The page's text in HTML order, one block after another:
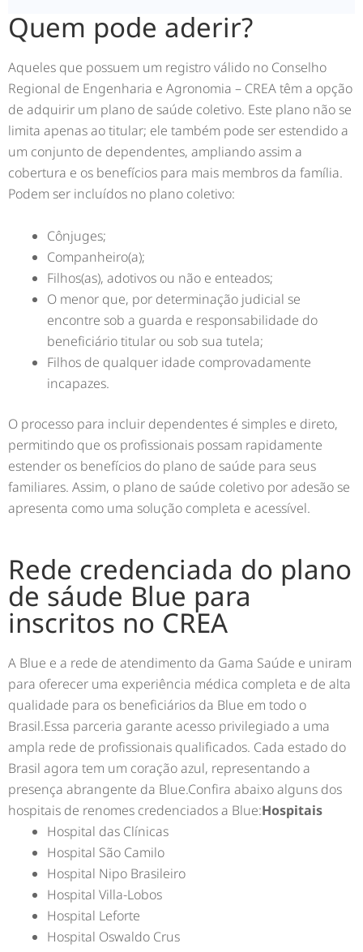
Quem pode aderir?
Aqueles que possuem um registro válido no Conselho
Regional de Engenharia e Agronomia – CREA têm a opção
de adquirir um plano de saúde coletivo. Este plano não se
limita apenas ao titular; ele também pode ser estendido a
um conjunto de dependentes, ampliando assim a
cobertura e os benefícios para mais membros da família.
Podem ser incluídos no plano coletivo:
Cônjuges;
Companheiro(a);
Filhos(as), adotivos ou não e enteados;
O menor que, por determinação judicial se
encontre sob a guarda e responsabilidade do
beneficiário titular ou sob sua tutela;
Filhos de qualquer idade comprovadamente
incapazes.
O processo para incluir dependentes é simples e direto,
permitindo que os profissionais possam rapidamente
estender os benefícios do plano de saúde para seus
familiares. Assim, o plano de saúde coletivo por adesão se
apresenta como uma solução completa e acessível.
Rede credenciada do plano
de sáude Blue para
inscritos no CREA
A Blue e a rede de atendimento da Gama Saúde e uniram
para oferecer uma experiência médica completa e de alta
qualidade para os beneficiários da Blue em todo o
Brasil.Essa parceria garante acesso privilegiado a uma
ampla rede de profissionais qualificados. Cada estado do
Brasil agora tem um coração azul, representando a
presença abrangente da Blue.Confira abaixo alguns dos
hospitais de renomes credenciados a Blue:Hospitais
Hospital das Clínicas
Hospital São Camilo
Hospital Nipo Brasileiro
Hospital Villa-Lobos
Hospital Leforte
Hospital Oswaldo Crus